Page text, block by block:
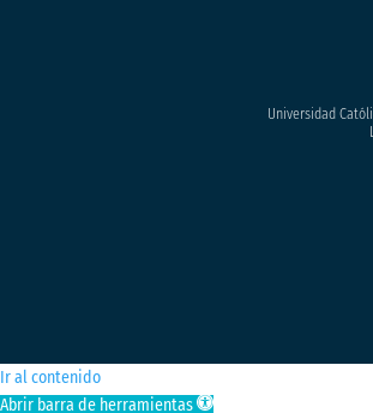
Universidad
Ir al contenido
Abrir barra de herramientas